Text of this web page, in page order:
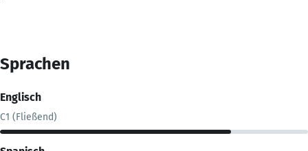
Sprachen
Englisch
C1 (Fließend)